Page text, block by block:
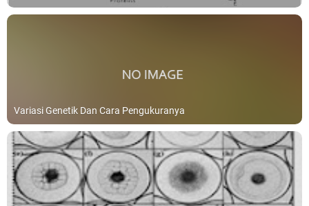
Variasi Genetik Dan Cara Pengukuranya